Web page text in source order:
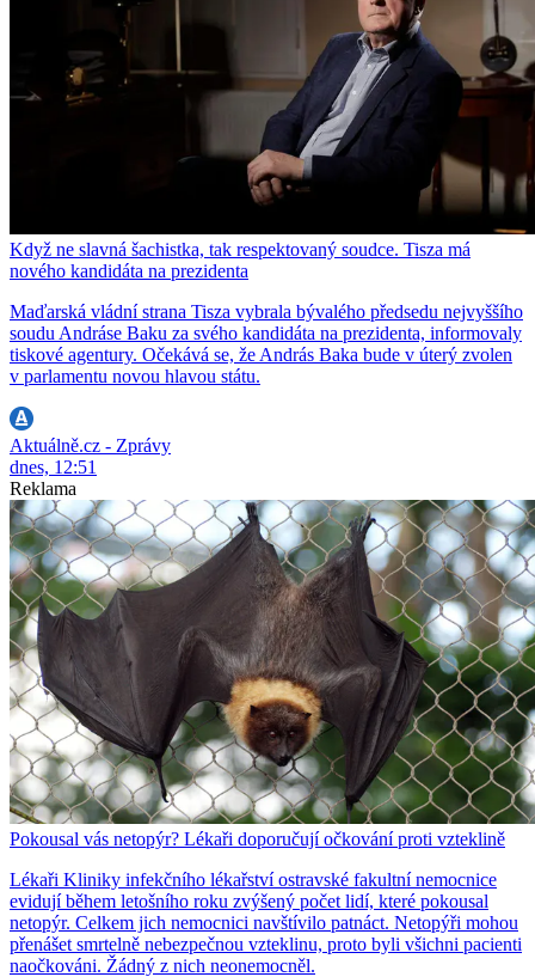
Když ne slavná šachistka, tak respektovaný soudce. Tisza má
nového kandidáta na prezidenta
Maďarská vládní strana Tisza vybrala bývalého předsedu nejvyššího
soudu Andráse Baku za svého kandidáta na prezidenta, informovaly
tiskové agentury. Očekává se, že András Baka bude v úterý zvolen
v parlamentu novou hlavou státu.
Aktuálně.cz - Zprávy
dnes, 12:51
Reklama
Pokousal vás netopýr? Lékaři doporučují očkování proti vzteklině
Lékaři Kliniky infekčního lékařství ostravské fakultní nemocnice
evidují během letošního roku zvýšený počet lidí, které pokousal
netopýr. Celkem jich nemocnici navštívilo patnáct. Netopýři mohou
přenášet smrtelně nebezpečnou vzteklinu, proto byli všichni pacienti
naočkováni. Žádný z nich neonemocněl.